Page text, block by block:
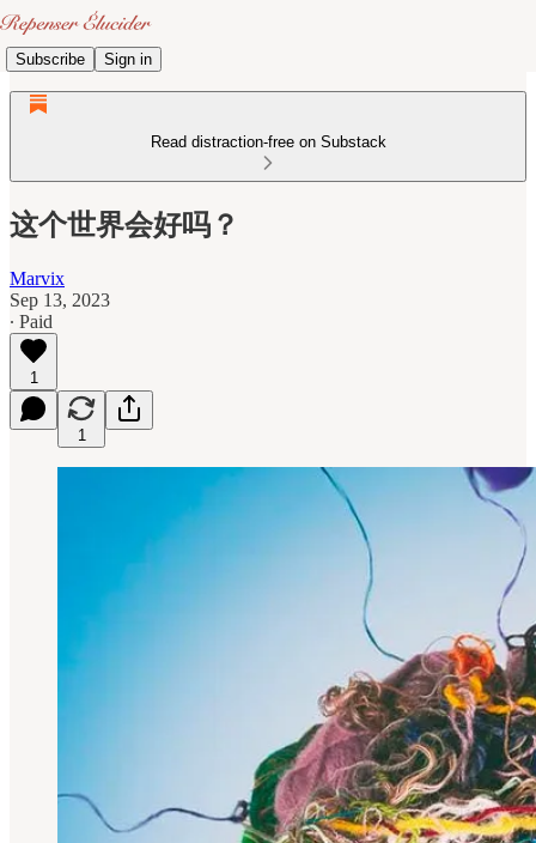
Subscribe Sign in
Read distraction-free on Substack
这个世界会好吗？
Marvix
Sep 13, 2023
∙ Paid
1
1